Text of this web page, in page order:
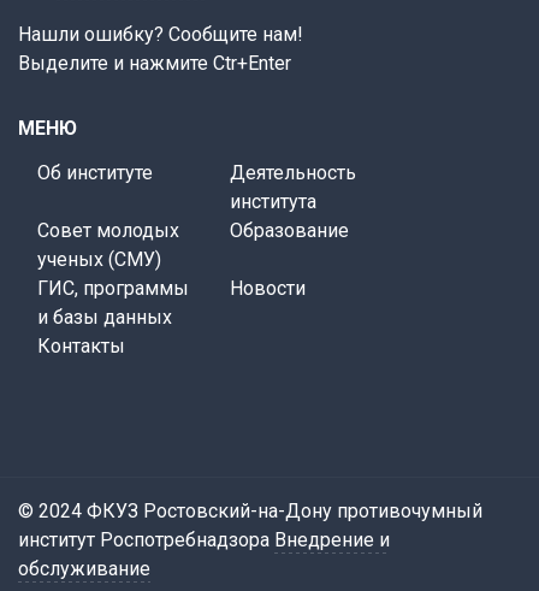
Нашли ошибку? Сообщите нам!
Выделите и нажмите Ctr+Enter
МЕНЮ
Об институте
Деятельность
института
Совет молодых
ученых (СМУ)
Образование
ГИС, программы
и базы данных
Новости
Контакты
© 2024 ФКУЗ Ростовский-на-Дону противочумный
институт Роспотребнадзора Внедрение и
обслуживание